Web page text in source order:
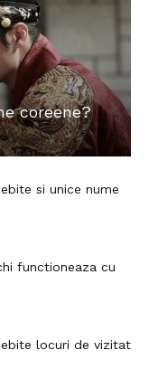
coreene?
si unice nume
functioneaza cu
locuri de vizitat